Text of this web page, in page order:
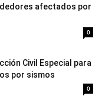
afectados por
0
Civil Especial para
por sismos
0